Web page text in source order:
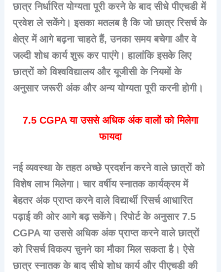
छात्र निर्धारित योग्यता पूरी करने के बाद सीधे पीएचडी में
प्रवेश ले सकेंगे। इसका मतलब है कि जो छात्र रिसर्च के
क्षेत्र में आगे बढ़ना चाहते हैं, उनका समय बचेगा और वे
जल्दी शोध कार्य शुरू कर पाएंगे। हालांकि इसके लिए
छात्रों को विश्वविद्यालय और यूजीसी के नियमों के
अनुसार जरूरी अंक और अन्य योग्यता पूरी करनी होगी।
7.5 CGPA या उससे अधिक अंक वालों को मिलेगा
फायदा
नई व्यवस्था के तहत अच्छे प्रदर्शन करने वाले छात्रों को
विशेष लाभ मिलेगा। चार वर्षीय स्नातक कार्यक्रम में
बेहतर अंक प्राप्त करने वाले विद्यार्थी रिसर्च आधारित
पढ़ाई की ओर आगे बढ़ सकेंगे। रिपोर्ट के अनुसार 7.5
CGPA या उससे अधिक अंक प्राप्त करने वाले छात्रों
को रिसर्च विकल्प चुनने का मौका मिल सकता है। ऐसे
छात्र स्नातक के बाद सीधे शोध कार्य और पीएचडी की